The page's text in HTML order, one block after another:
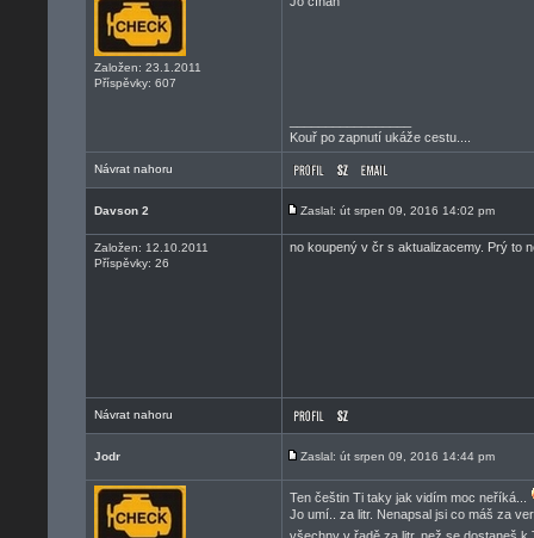
Založen: 23.1.2011
Příspěvky: 607
Kouř po zapnutí ukáže cestu....
Návrat nahoru
Davson 2 Zaslal: út srpen 09, 2016 14:02 pm
Založen: 12.10.2011
Příspěvky: 26
no koupený v čr s aktualizacemy. Prý to
Návrat nahoru
Jodr Zaslal: út srpen 09, 2016 14:44 pm
Ten češtin Ti taky jak vidím moc neříká...
Jo umí.. za litr. Nenapsal jsi co máš za